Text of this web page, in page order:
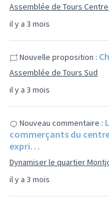
il y a 3 mois
Assemblée de Tours
il y a 3 mois
Nouvelle proposition :
Assemblée de Tours Sud
il y a 3 mois
Nouveau commentaire :
commerçants du
expri…
Dynamiser le quartier